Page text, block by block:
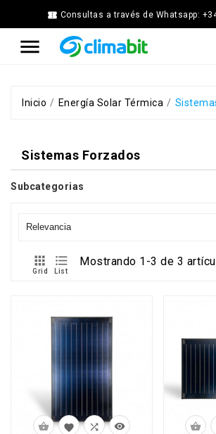
 Consultas a través de Whatsapp:

Home
Agua
Chimenea
Energía
Solar
Térmica
Inicio Energía Solar Térmica
Sistemas Forzados
Subcategorias
Relevancia

Grid

List
Mostrando 1-3 de 3
    